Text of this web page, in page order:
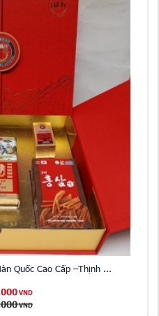
Quốc Cao Cấp –Thịnh ...
VND
VND